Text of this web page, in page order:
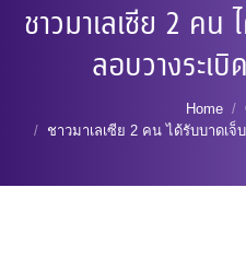
ชาวมาเลเซีย 2 คน
ลอบวางระเ
Home
ชาวมาเลเซีย 2 คน ได้รับบาดเจ็